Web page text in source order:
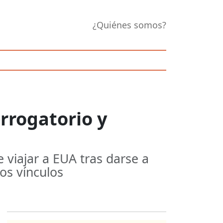
¿Quiénes somos?
y
a EUA tras darse a
vínculos